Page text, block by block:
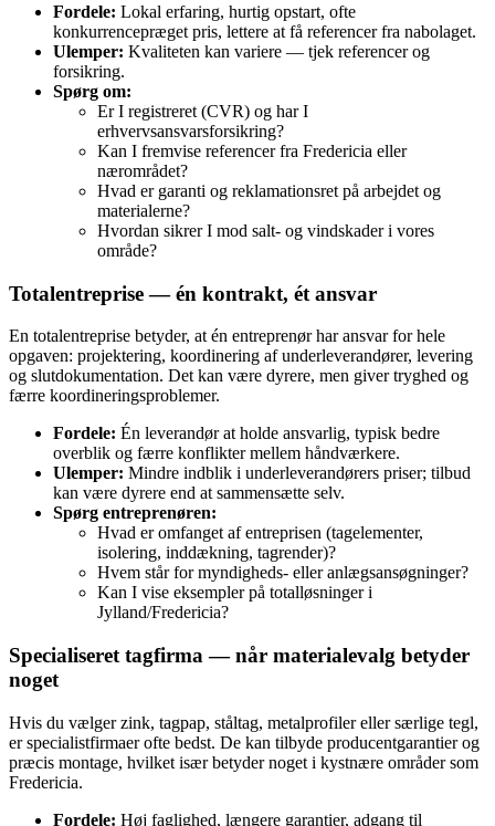
Fordele: Lokal erfaring, hurtig opstart, ofte
konkurrencepræget pris, lettere at få referencer fra nabolaget.
Ulemper: Kvaliteten kan variere — tjek referencer og
forsikring.
Spørg om:
Er I registreret (CVR) og har I
erhvervsansvarsforsikring?
Kan I fremvise referencer fra Fredericia eller
nærområdet?
Hvad er garanti og reklamationsret på arbejdet og
materialerne?
Hvordan sikrer I mod salt‑ og vindskader i vores
område?
Totalentreprise — én kontrakt, ét ansvar
En totalentreprise betyder, at én entreprenør har ansvar for hele
opgaven: projektering, koordinering af underleverandører, levering
og slutdokumentation. Det kan være dyrere, men giver tryghed og
færre koordineringsproblemer.
Fordele: Én leverandør at holde ansvarlig, typisk bedre
overblik og færre konflikter mellem håndværkere.
Ulemper: Mindre indblik i underleverandørers priser; tilbud
kan være dyrere end at sammensætte selv.
Spørg entreprenøren:
Hvad er omfanget af entreprisen (tagelementer,
isolering, inddækning, tagrender)?
Hvem står for myndigheds‑ eller anlægsansøgninger?
Kan I vise eksempler på totalløsninger i
Jylland/Fredericia?
Specialiseret tagfirma — når materialevalg betyder
noget
Hvis du vælger zink, tagpap, ståltag, metalprofiler eller særlige tegl,
er specialistfirmaer ofte bedst. De kan tilbyde producentgarantier og
præcis montage, hvilket især betyder noget i kystnære områder som
Fredericia.
Fordele: Høj faglighed, længere garantier, adgang til